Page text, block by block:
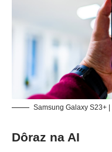
Samsung Galaxy S23+
Dôraz na AI